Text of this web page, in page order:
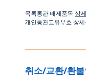
목록통관 배제품목 상
개인통관고유부호 상
취소/교환/환불